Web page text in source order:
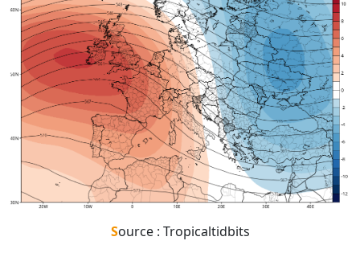
Source : Tropicaltidbits